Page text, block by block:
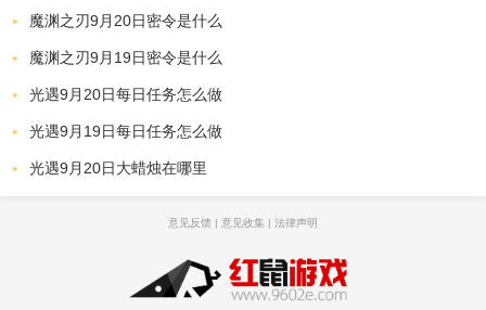
魔渊之刃9月20日密令是什么
魔渊之刃9月19日密令是什么
光遇9月20日每日任务怎么做
光遇9月19日每日任务怎么做
光遇9月20日大蜡烛在哪里
意见反馈 | 意见收集 | 法律声明